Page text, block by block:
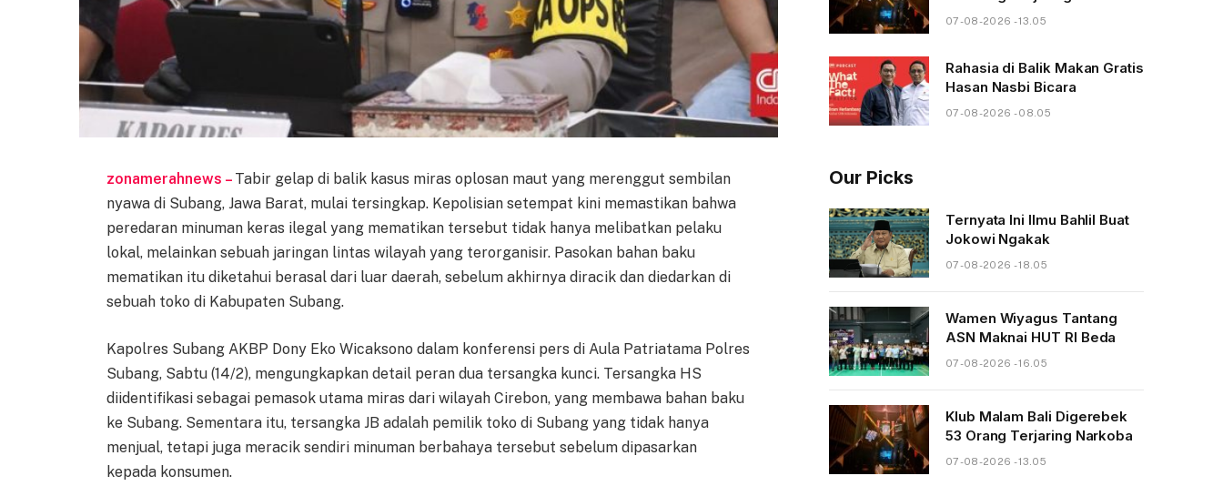
zonamerahnews – Tabir gelap di balik kasus miras oplosan maut yang merenggut sembilan
nyawa di Subang, Jawa Barat, mulai tersingkap. Kepolisian setempat kini memastikan bahwa
peredaran minuman keras ilegal yang mematikan tersebut tidak hanya melibatkan pelaku
lokal, melainkan sebuah jaringan lintas wilayah yang terorganisir. Pasokan bahan baku
mematikan itu diketahui berasal dari luar daerah, sebelum akhirnya diracik dan diedarkan di
sebuah toko di Kabupaten Subang.
Kapolres Subang AKBP Dony Eko Wicaksono dalam konferensi pers di Aula Patriatama Polres
Subang, Sabtu (14/2), mengungkapkan detail peran dua tersangka kunci. Tersangka HS
diidentifikasi sebagai pemasok utama miras dari wilayah Cirebon, yang membawa bahan baku
ke Subang. Sementara itu, tersangka JB adalah pemilik toko di Subang yang tidak hanya
menjual, tetapi juga meracik sendiri minuman berbahaya tersebut sebelum dipasarkan
kepada konsumen.
07-08-2026 - 13.05
Rahasia di Balik Makan Gratis
Hasan Nasbi Bicara
07-08-2026 - 08.05
Our Picks
Ternyata Ini Ilmu Bahlil Buat
Jokowi Ngakak
07-08-2026 - 18.05
Wamen Wiyagus Tantang
ASN Maknai HUT RI Beda
07-08-2026 - 16.05
Klub Malam Bali Digerebek
53 Orang Terjaring Narkoba
07-08-2026 - 13.05